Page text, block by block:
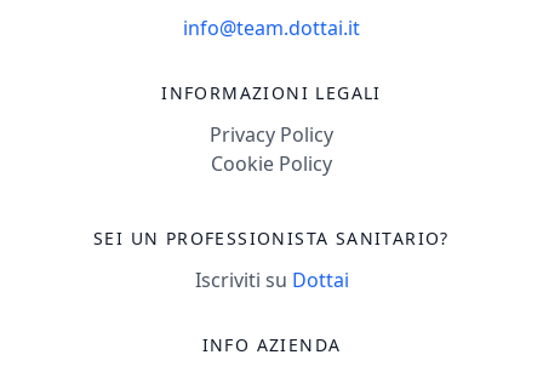
info@team.dottai.it
INFORMAZIONI LEGALI
Privacy Policy
Cookie Policy
SEI UN PROFESSIONISTA SANITARIO?
Iscriviti su Dottai
INFO AZIENDA